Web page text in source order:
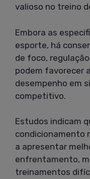
valioso no treino
Embora as
esporte, há
de foco,
podem favorecer
desempenho em
competitivo.
Estudos indicam
condicionamento
a apresentar
enfrentamento,
treinamentos